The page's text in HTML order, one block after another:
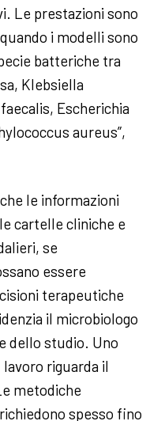
Le prestazioni sono
i modelli sono
batteriche tra
Klebsiella
Escherichia
aureus”,
le informazioni
cartelle cliniche e
se
essere
terapeutiche
il microbiologo
dello studio. Uno
riguarda il
metodiche
spesso fino